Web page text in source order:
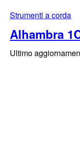
Strumenti a corda
Alhambra
Ultimo